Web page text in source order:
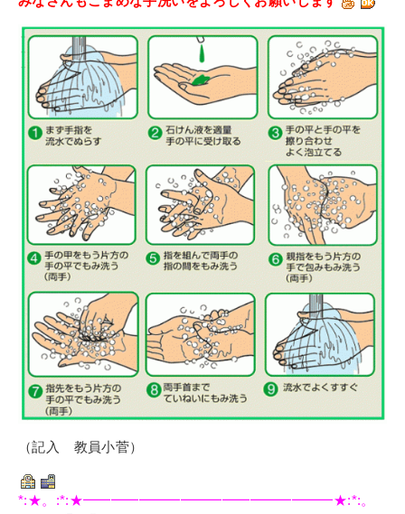
（記入 教員小菅）
*:★。:*:★━━━━━━━━━━━━━━━━━━★:*:。